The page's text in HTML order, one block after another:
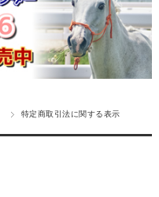
特定商取引法に関する表示